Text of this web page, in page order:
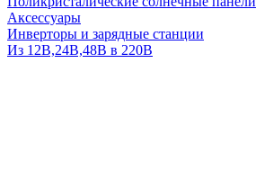
Аксессуары
Инверторы и зарядные станции
Из 12В,24В,48В в 220В